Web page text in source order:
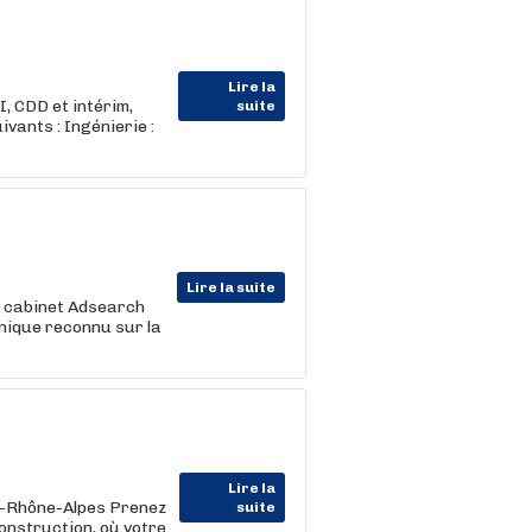
Lire la
suite
CDD et intérim,
: Ingénierie :
Lire la suite
cabinet Adsearch
reconnu sur la
Lire la
suite
Alpes Prenez
où votre